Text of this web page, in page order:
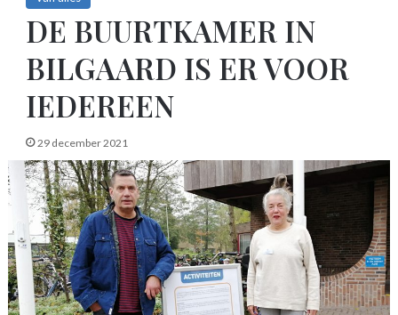
DE BUURTKAMER IN
BILGAARD IS ER VOOR
IEDEREEN
29 december 2021